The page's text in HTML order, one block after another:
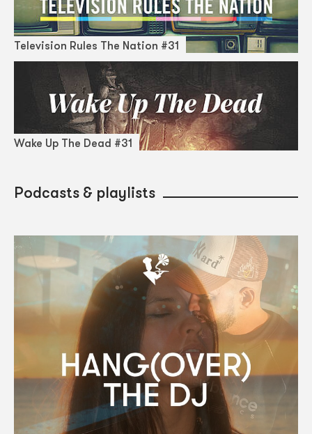
Television Rules The Nation #31
Wake Up The Dead #31
Podcasts & playlists